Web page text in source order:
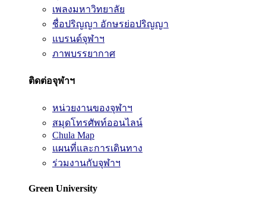
เพลงมหาวิทยาลัย
ชื่อปริญญา อักษรย่อปริญญา
แบรนด์จุฬาฯ
ภาพบรรยากาศ
ติดต่อจุฬาฯ
หน่วยงานของจุฬาฯ
สมุดโทรศัพท์ออนไลน์
Chula Map
แผนที่และการเดินทาง
ร่วมงานกับจุฬาฯ
Green University